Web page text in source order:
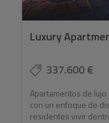
Luxury
337.600 €
Apartamentos de lujo
con un enfoque de
residentes vivir